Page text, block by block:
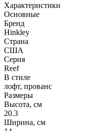
Характеристики
Основные
Бренд
Hinkley
Страна
США
Серия
Reef
В стиле
лофт, прованс
Размеры
Высота, см
20.3
Ширина, см